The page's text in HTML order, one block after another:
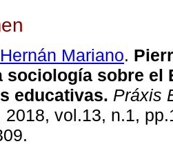
Mariano.
sociología sobre el
educativas. Práxis
2018, vol.13, n.1,